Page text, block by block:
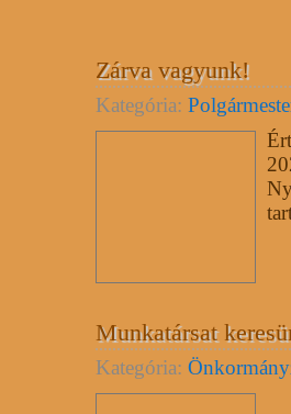
Zárva vagyunk!
Kategória:
Munkatársat
Kategória: